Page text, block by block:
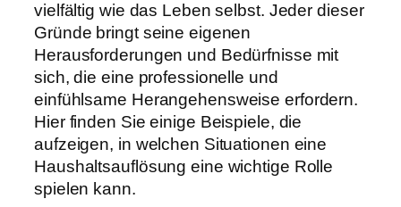
vielfältig wie das Leben selbst. Jeder dieser
Gründe bringt seine eigenen
Herausforderungen und Bedürfnisse mit
sich, die eine professionelle und
einfühlsame Herangehensweise erfordern.
Hier finden Sie einige Beispiele, die
aufzeigen, in welchen Situationen eine
Haushaltsauflösung eine wichtige Rolle
spielen kann.